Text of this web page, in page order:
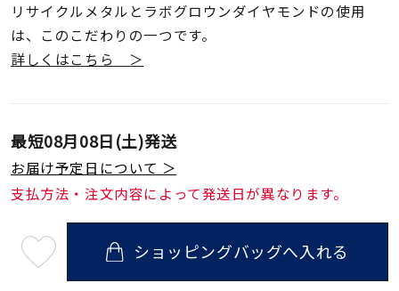
メンズ
リングサイズ
在庫 在庫ありのみ
リサイクルメタルとラボグロウンダイヤモンドの使用
は、このこだわりの一つです。
詳しくはこちら ＞
最短08月08日(土)発送
お届け予定日について ＞
支払方法・注文内容によって発送日が異なります。
08
ショッピングバッグへ入れる